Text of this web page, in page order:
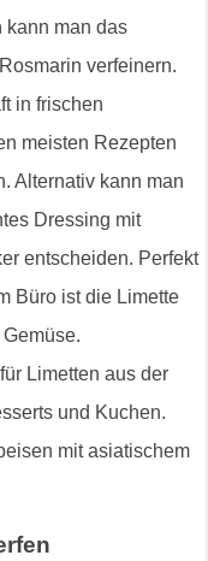
kann man das
verfeinern.
in frischen
meisten Rezepten
Alternativ kann man
Dressing mit
entscheiden. Perfekt
Büro ist die Limette
Limetten aus der
und Kuchen.
mit asiatischem